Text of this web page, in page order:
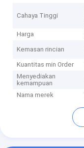
Cahaya Tinggi
Harga
Kemasan rincian
Kuantitas min Order
Menyediakan
kemampuan
Nama merek